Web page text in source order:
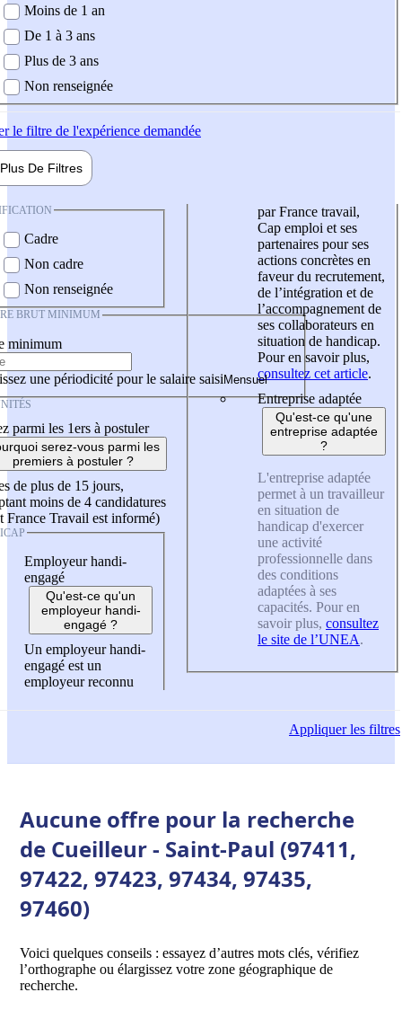
demandée
Moins de 1 an
De 1 à 3 ans
Plus de 3 ans
Non renseignée
le filtre de l'expérience demandée
Plus De Filtres
Cadre
Non cadre
Non renseignée
BRUT MINIMUM
minimum
une périodicité pour le salaire saisi
parmi les 1ers à postuler
serez-vous parmi les
premiers à postuler ?
de plus de 15 jours,
moins de 4 candidatures
France Travail est informé)
Employeur handi-
engagé
Qu'est-ce qu'un
employeur handi-
engagé ?
Un employeur handi-
engagé est un
employeur reconnu
par France travail,
Cap emploi et ses
partenaires pour ses
actions concrètes en
faveur du recrutement,
de l’intégration et de
l’accompagnement de
ses collaborateurs en
situation de handicap.
Pour en savoir plus,
consultez cet article.
Entreprise adaptée
Qu'est-ce qu'une
entreprise adaptée
?
L'entreprise adaptée
permet à un travailleur
en situation de
handicap d'exercer
une activité
professionnelle dans
des conditions
adaptées à ses
capacités. Pour en
savoir plus, consultez
le site de l’UNEA.
Appliquerles filtres
Aucune offre pour la recherche
de Cueilleur - Saint-Paul (97411,
97422, 97423, 97434, 97435,
97460)
Voici quelques conseils : essayez d’autres mots clés, vérifiez
l’orthographe ou élargissez votre zone géographique de
recherche.